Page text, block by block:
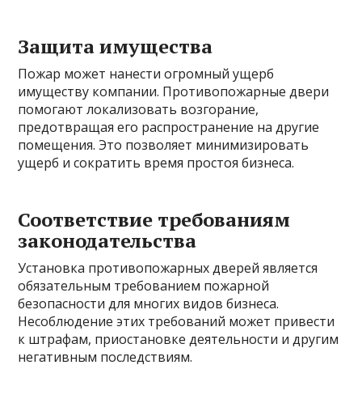
Защита имущества
Пожар может нанести огромный ущерб
имуществу компании. Противопожарные двери
помогают локализовать возгорание,
предотвращая его распространение на другие
помещения. Это позволяет минимизировать
ущерб и сократить время простоя бизнеса.
Соответствие требованиям
законодательства
Установка противопожарных дверей является
обязательным требованием пожарной
безопасности для многих видов бизнеса.
Несоблюдение этих требований может привести
к штрафам, приостановке деятельности и другим
негативным последствиям.